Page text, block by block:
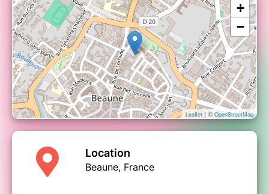
+
−
Leaflet | ©OpenStreetMap
Location
Beaune, France